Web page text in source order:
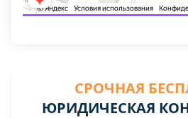
СРОЧНАЯ
ЮРИДИЧЕСКАЯ